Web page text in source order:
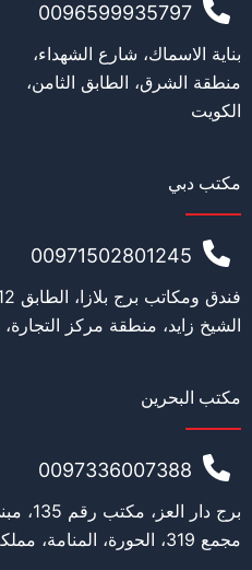
0096599935797
بناية الاسماك، شارع الشهداء،
منطقة الشرق، الطابق الثامن،
الكويت
مكتب دبي
00971502801245
الشيخ زايد، منطقة مركز
مكتب البحرين
0097336007388
مجمع 319، الحورة، المنامة، مملكة البحرين